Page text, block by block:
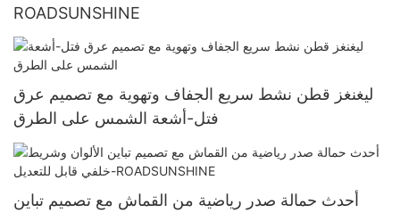
ROADSUNSHINE
ليغنغز قطن نشط سريع الجفاف وتهوية مع تصميم عرق
فتل-أشعة الشمس على الطرق
أحدث حمالة صدر رياضية من القماش مع تصميم تباين